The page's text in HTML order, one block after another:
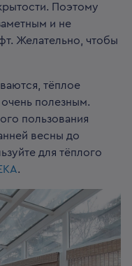
Поэтому
и не
Желательно, чтобы
тёплое
полезным.
пользования
весны до
для тёплого
.